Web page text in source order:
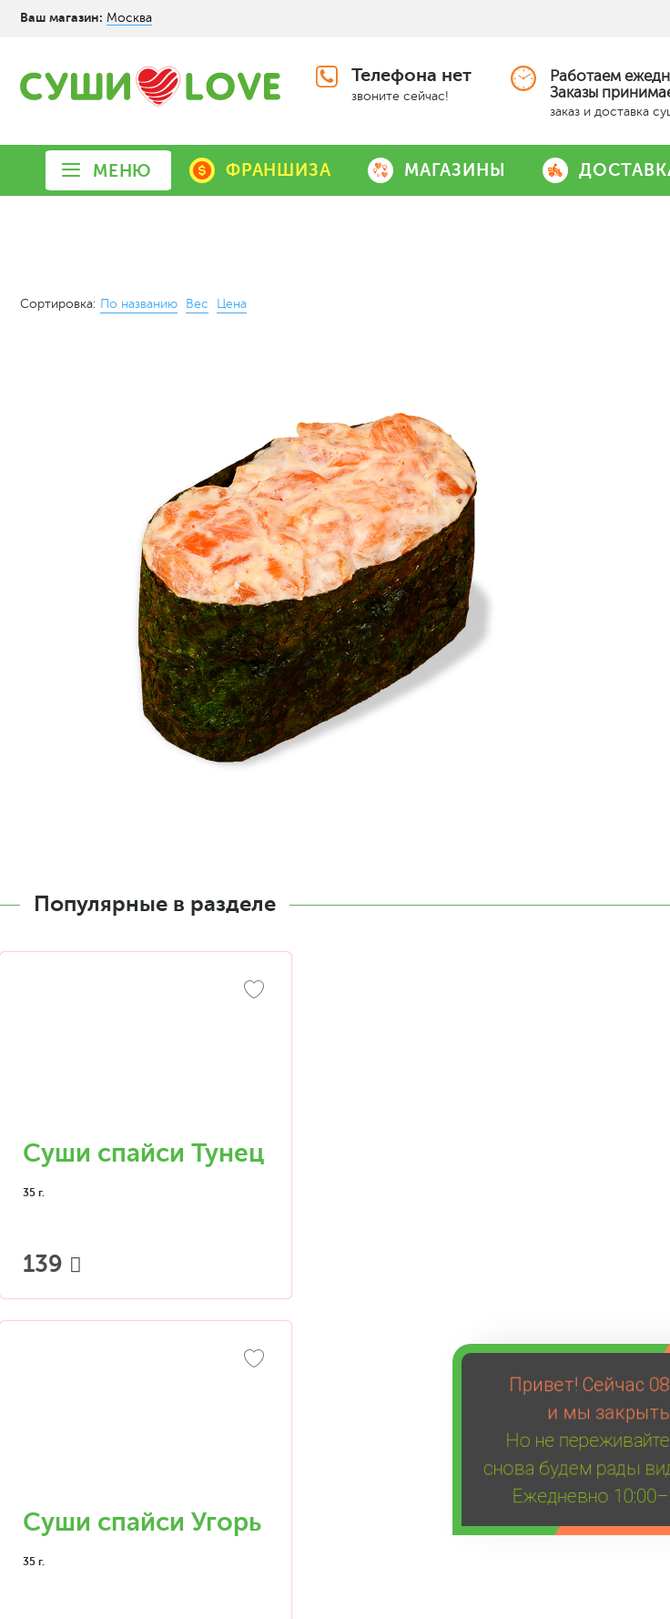
Привет! Сейчас
и мы
Но не
снова будем рады
Ежедневно
Ваш магазин: Москва
Телефона нет
звоните сейчас!
Работаем
Заказы
заказ и доставка
МЕНЮ ФРАНШИЗА МАГАЗИНЫ
Сортировка: По названию Вес Цена
Популярные в разделе
Суши спайси Тунец
35 г.
139
Суши спайси Угорь
35 г.